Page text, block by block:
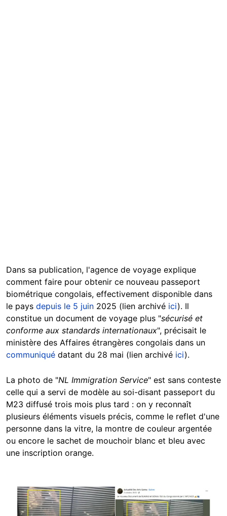
Dans sa publication, l'agence de voyage explique
comment faire pour obtenir ce nouveau passeport
biométrique congolais, effectivement disponible dans
le pays depuis le 5 juin 2025 (lien archivé ici). Il
constitue un document de voyage plus "sécurisé et
conforme aux standards internationaux", précisait le
ministère des Affaires étrangères congolais dans un
communiqué datant du 28 mai (lien archivé ici).
La photo de "NL Immigration Service" est sans conteste
celle qui a servi de modèle au soi-disant passeport du
M23 diffusé trois mois plus tard : on y reconnaît
plusieurs éléments visuels précis, comme le reflet d'une
personne dans la vitre, la montre de couleur argentée
ou encore le sachet de mouchoir blanc et bleu avec
une inscription orange.
Image